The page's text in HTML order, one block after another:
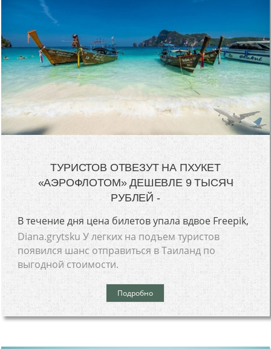
ТУРИСТОВ ОТВЕЗУТ НА ПХУКЕТ
«АЭРОФЛОТОМ» ДЕШЕВЛЕ 9 ТЫСЯЧ
РУБЛЕЙ -
В течение дня цена билетов упала вдвое Freepik,
Diana.grytsku У легких на подъем туристов
появился шанс отправиться в Таиланд по
выгодной стоимости.
Подробно